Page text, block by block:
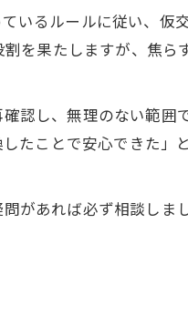
いるルールに従い、仮
を果たしますが、焦ら
認し、無理のない範囲
たことで安心できた」
があれば必ず相談しま